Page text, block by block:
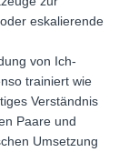
eskalierende
von Ich-
trainiert wie
Verständnis
Paare und
Umsetzung